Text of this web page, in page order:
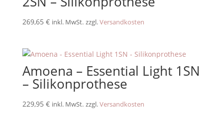
269,65 € inkl. MwSt. zzgl.Versandkosten
Amoena – Essential Light 1SN
– Silikonprothese
229,95 € inkl. MwSt. zzgl.Versandkosten